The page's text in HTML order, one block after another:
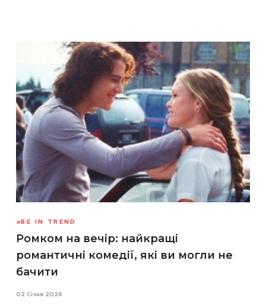
BE IN TREND
Ромком на вечір: найкращі
романтичні комедії, які ви могли не
бачити
02 Січня 2026